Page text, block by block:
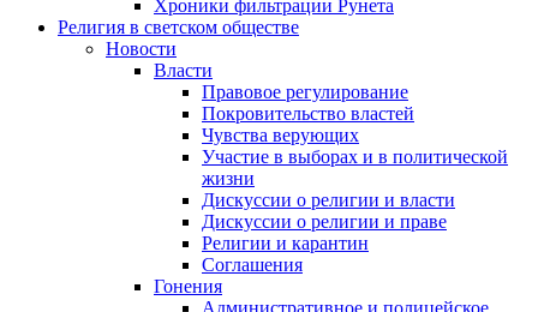
Хроники фильтрации Рунета
Религия в светском обществе
Новости
Власти
Правовое регулирование
Покровительство властей
Чувства верующих
Участие в выборах и в политической
жизни
Дискуссии о религии и власти
Дискуссии о религии и праве
Религии и карантин
Соглашения
Гонения